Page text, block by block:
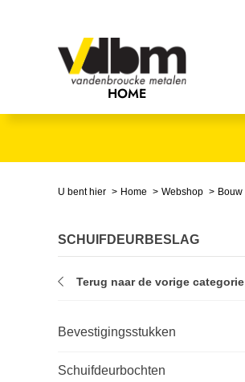
HOME
Bevestigingsmaterialen
Elektrische componenten
U bent hier Home Webshop Bouw
SCHUIFDEURBESLAG
Terug naar de vorige categorie
Bevestigingsstukken
Schuifdeurbochten